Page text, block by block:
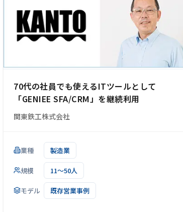
70代の社員でも使えるITツールとして
「GENIEE SFA/CRM」を継続利用
関東鉄工株式会社
業種 製造業
規模 11～50人
モデル 既存営業事例